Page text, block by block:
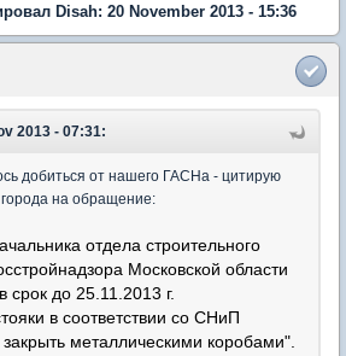
Disah: 20 November 2013 - 15:36
2013 - 07:31:
добиться от нашего ГАСНа - цитирую
на обращение:
отдела строительного
Московской области
срок до 25.11.2013 г.
в соответствии со СНиП
металлическими коробами".